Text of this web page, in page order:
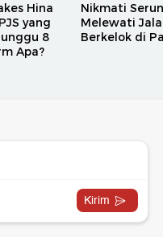
Hina
yang
8
Apa?
Nikmati
Melewati
Berkelok di